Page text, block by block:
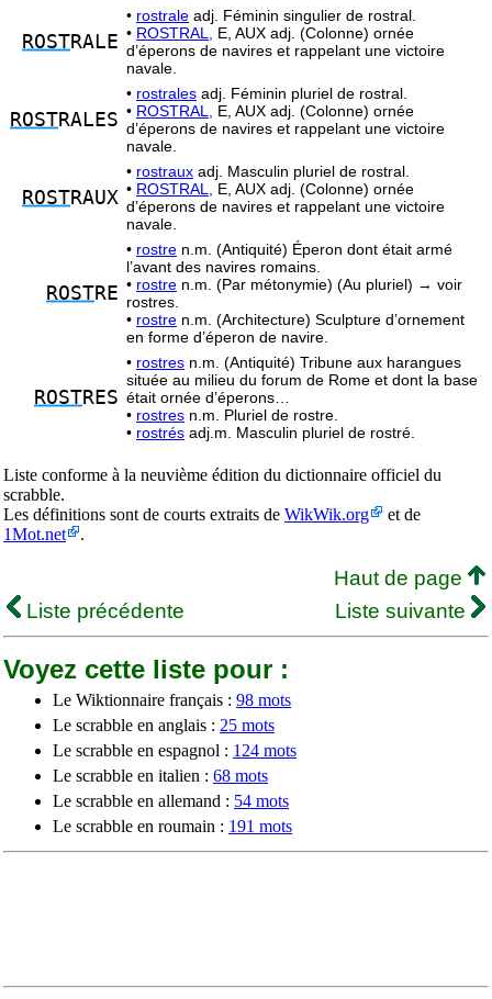
ROSTRALE
• rostrale adj. Féminin singulier de rostral.
• ROSTRAL,
E, AUX adj. (Colonne) ornée
d’éperons de navires et rappelant une victoire
navale.
ROSTRALES
• rostrales adj. Féminin pluriel de rostral.
• ROSTRAL,
E, AUX adj. (Colonne) ornée
d’éperons de navires et rappelant une victoire
navale.
ROSTRAUX
• rostraux adj. Masculin pluriel de rostral.
• ROSTRAL,
E, AUX adj. (Colonne) ornée
d’éperons de navires et rappelant une victoire
navale.
ROSTRE
• rostre n.m. (Antiquité) Éperon dont était armé
l’avant des navires romains.
• rostre n.m. (Par métonymie) (Au pluriel) → voir
rostres.
• rostre n.m. (Architecture) Sculpture d’ornement
en forme d’éperon de navire.
ROSTRES
• rostres n.m. (Antiquité) Tribune aux harangues
située au milieu du forum de Rome et dont la base
était ornée d’éperons…
• rostres n.m. Pluriel de rostre.
• rostrés adj.m. Masculin pluriel de rostré.
Liste conforme à la neuvième édition du dictionnaire officiel du
scrabble.
Les définitions sont de courts extraits de WikWik.org
et de
1Mot.net
.
Haut de page
Liste précédente
Liste suivante
Voyez cette liste pour :
Le Wiktionnaire français : 98 mots
Le scrabble en anglais : 25 mots
Le scrabble en espagnol : 124 mots
Le scrabble en italien : 68 mots
Le scrabble en allemand : 54 mots
Le scrabble en roumain : 191 mots